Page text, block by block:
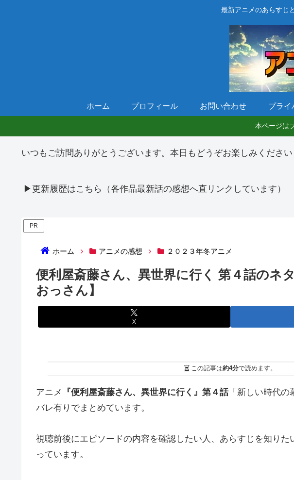
最新アニメのあらすじ
ホーム プロフィール お問い合わせ プライ
本ページは
いつもご訪問ありがとうございます。本日もどうぞお楽しみください
▶更新履歴はこちら（各作品最新話の感想へ直リンクしています）
PR
ホーム アニメの感想 ２０２３年冬アニメ
便利屋斎藤さん、異世界に行く 第４話のネ
おっさん】
X
この記事は約4分で読めます。
アニメ 『便利屋斎藤さん、異世界に行く』第４話「新しい時代の
バレ有りでまとめています。
視聴前後にエピソードの内容を確認したい人、あらすじを知り
っています。